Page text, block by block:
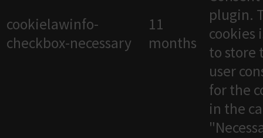
cookielawinfo-
checkbox-necessary
11
months
plugin.
cookies
to store
user
for the
in the